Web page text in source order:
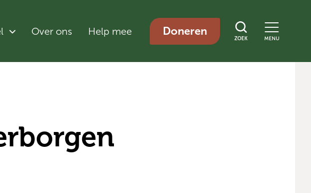
Over ons Help mee Doneren
ZOEK MENU